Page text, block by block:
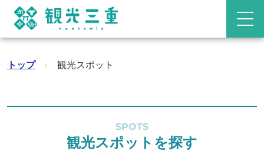
トップ › 観光スポット
SPOTS
観光スポットを探す